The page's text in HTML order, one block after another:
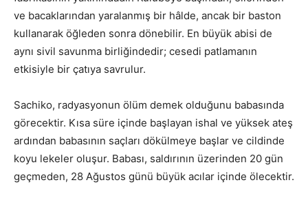
ve bacaklarından yaralanmış bir hâlde, ancak bir baston
kullanarak öğleden sonra dönebilir. En büyük abisi de
aynı sivil savunma birliğindedir; cesedi patlamanın
etkisiyle bir çatıya savrulur.
Sachiko, radyasyonun ölüm demek olduğunu babasında
görecektir. Kısa süre içinde başlayan ishal ve yüksek ateş
ardından babasının saçları dökülmeye başlar ve cildinde
koyu lekeler oluşur. Babası, saldırının üzerinden 20 gün
geçmeden, 28 Ağustos günü büyük acılar içinde ölecektir.